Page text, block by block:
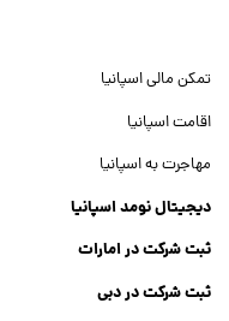
تمکن مالی اسپانیا
اقامت اسپانیا
مهاجرت به اسپانیا
دیجیتال نومد اسپانیا
ثبت شرکت در امارات
ثبت شرکت در دبی